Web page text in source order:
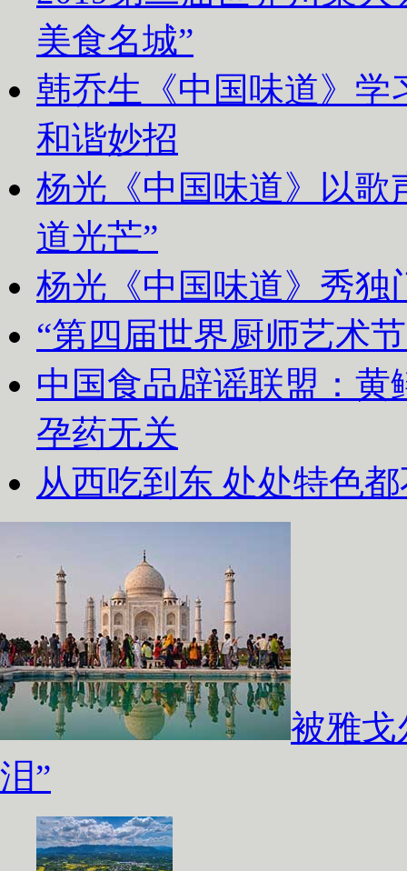
美食名城”
韩乔生《中国味道》学
和谐妙招
杨光《中国味道》以歌
道光芒”
杨光《中国味道》秀独
“第四届世界厨师艺术
中国食品辟谣联盟：
孕药无关
从西吃到东 处处特色
被雅戈
泪”